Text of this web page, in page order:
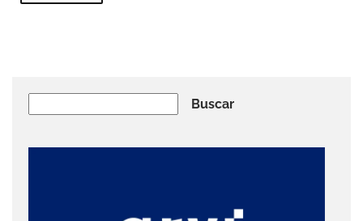
Buscar